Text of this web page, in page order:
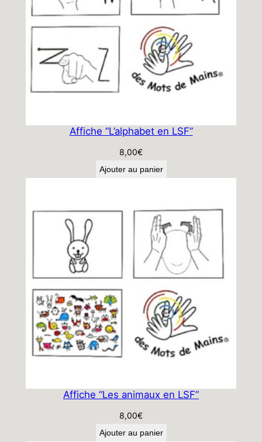
Affiche “L’alphabet en LSF”
8,00€
Ajouter au panier
Affiche “Les animaux en LSF”
8,00€
Ajouter au panier